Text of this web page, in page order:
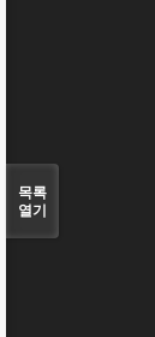
목록
열기